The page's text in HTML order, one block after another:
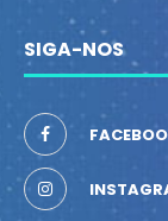
SIGA-NOS